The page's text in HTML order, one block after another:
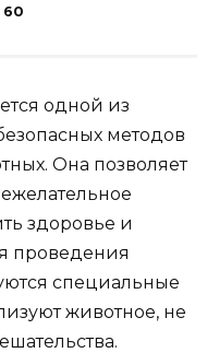
60
одной из
методов
Она позволяет
здоровье и
проведения
специальные
животное, не